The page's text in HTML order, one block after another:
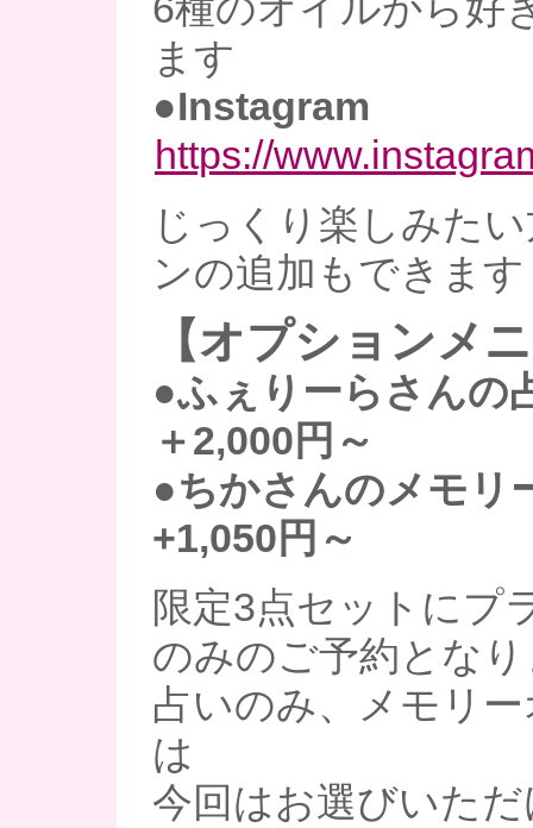
ます
●Instagram
https://
じっくり楽しみた
ンの追加もできます
【オプションメ
●ふぇりーらさんの
＋2,000円～
●ちかさんのメモリ
+1,050円～
限定3点セットにプ
のみのご予約とな
占いのみ、メモリ
は
今回はお選びいた